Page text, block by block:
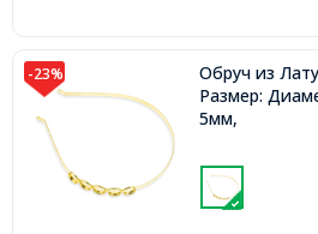
-23%
Обруч из
Размер:
5мм,